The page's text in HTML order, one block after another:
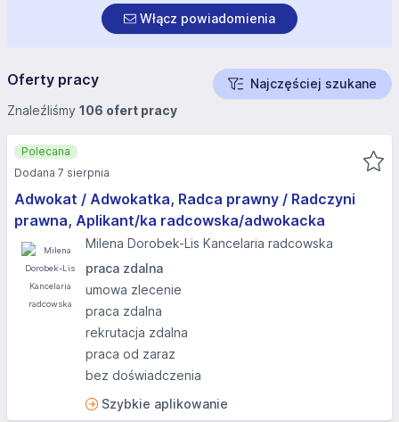
Włącz powiadomienia
Oferty pracy
Najczęściej szukane
Znaleźliśmy 106 ofert pracy
Adwokat / Adwokatka, Radca prawny / Radczyni
prawna, Aplikant/ka radcowska/adwokacka
Milena Dorobek-Lis Kancelaria radcowska
praca zdalna
umowa zlecenie
praca zdalna
rekrutacja zdalna
praca od zaraz
bez doświadczenia
Szybkie aplikowanie
Polecana
Dodana 7 sierpnia